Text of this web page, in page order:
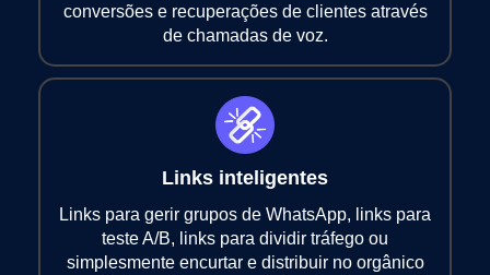
conversões e recuperações de clientes através
de chamadas de voz.
Links inteligentes
Links para gerir grupos de WhatsApp, links para
teste A/B, links para dividir tráfego ou
simplesmente encurtar e distribuir no orgânico